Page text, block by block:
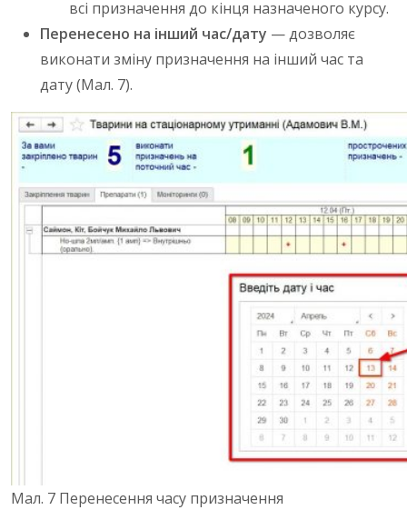
всі призначення до кінця назначеного курсу.
Перенесено на інший час/дату — дозволяє
виконати зміну призначення на інший час та
дату (Мал. 7).
Мал. 7 Перенесення часу призначення